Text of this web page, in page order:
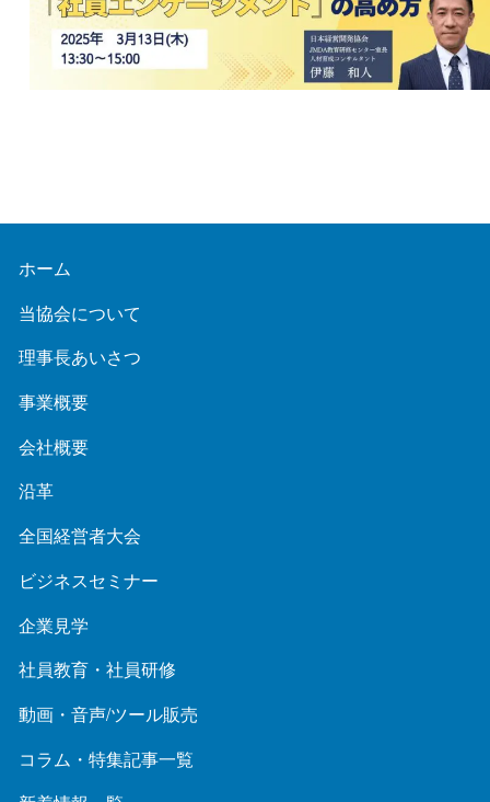
ホーム
当協会について
理事長あいさつ
事業概要
会社概要
沿革
全国経営者大会
ビジネスセミナー
企業見学
社員教育・社員研修
動画・音声/ツール販売
コラム・特集記事一覧